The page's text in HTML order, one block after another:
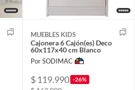
MUEBLES KIDS
Cajonera 6 Cajón(es) Deco
60x117x40 cm Blanco
Por SODIMAC
$ 119.990 -26%